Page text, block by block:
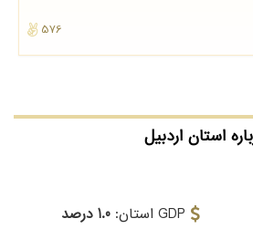
576
استان اردبیل
1.0 درصد